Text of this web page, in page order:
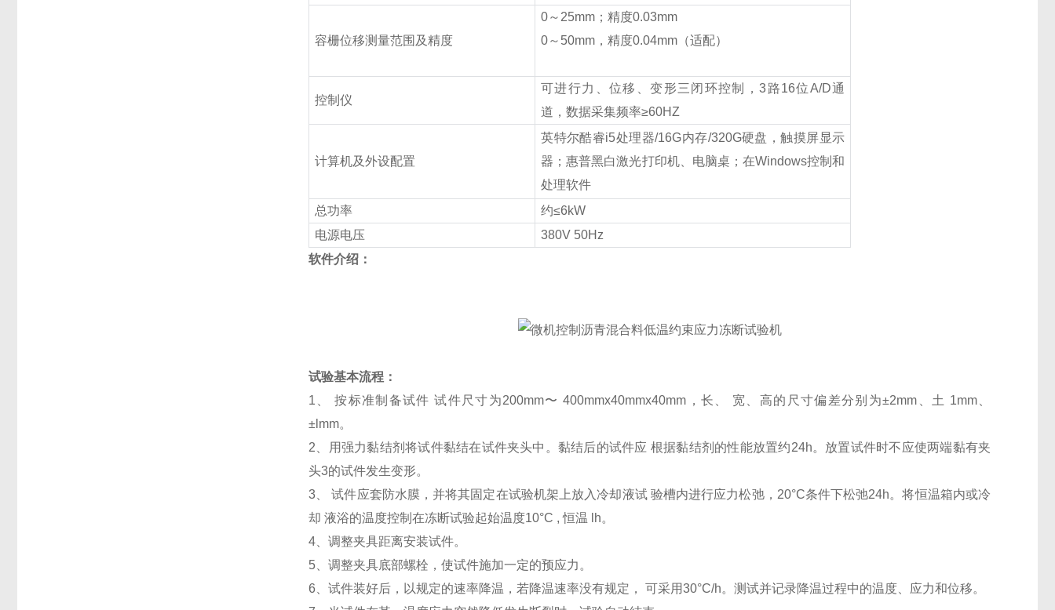
容栅位移测量范围及精度
0～ 25mm ；精度0.03mm
0～ 50mm ，精度0.04mm （适配）
控制仪
可进行力、位移、变形三闭环控制，3路16位A/D通
道，数据采集频率≥60HZ
计算机及外设配置
英特尔酷睿i5处理器/16G内存/320G硬盘，触摸屏显示
器；惠普黑白激光打印机、电脑桌；在Windows控制和
处理软件
总功率
约≤6kW
电源电压
380V 50Hz
软件介绍：
试验基本流程：
1 、 按标准制备试件 试件尺寸为200mm〜 400mmx40mmx40mm ，长、 宽、高的尺寸偏差分别为±2mm 、土 1mm、
±lmm。
2 、用强力黏结剂将试件黏结在试件夹头中。黏结后的试件应 根据黏结剂的性能放置约24h。放置试件时不应使两端黏有夹
头3的试件发生变形。
3 、 试件应套防水膜，并将其固定在试验机架上放入冷却液试 验槽内进行应力松弛， 20°C条件下松弛24h。将恒温箱内或冷
却 液浴的温度控制在冻断试验起始温度10°C ,恒温 lh。
4 、调整夹具距离安装试件。
5 、调整夹具底部螺栓，使试件施加一定的预应力。
6 、试件装好后，以规定的速率降温，若降温速率没有规定， 可采用30°C/h。测试并记录降温过程中的温度、应力和位移。